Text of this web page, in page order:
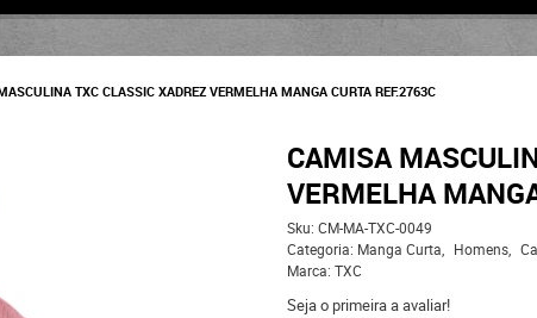
TXC CLASSIC XADREZ VERMELHA MANGA CURTA REF.2763C
CAMISA
VERMELHA
Sku: CM-MA-TXC-0049
Categoria: Manga Curta Homens
Marca: TXC
Seja o primeira a avaliar!